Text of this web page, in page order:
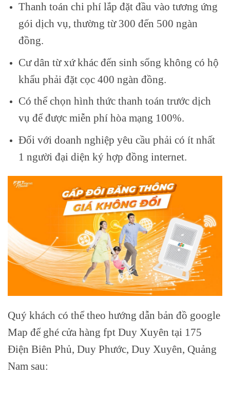
Thanh toán chi phí lắp đặt đầu vào tương ứng
gói dịch vụ, thường từ 300 đến 500 ngàn
đồng.
Cư dân từ xứ khác đến sinh sống không có hộ
khẩu phải đặt cọc 400 ngàn đồng.
Có thể chọn hình thức thanh toán trước dịch
vụ để được miễn phí hòa mạng 100%.
Đối với doanh nghiệp yêu cầu phải có ít nhất
1 người đại diện ký hợp đồng internet.
Quý khách có thể theo hướng dẫn bản đồ google
Map để ghé cửa hàng fpt Duy Xuyên tại 175
Điện Biên Phủ, Duy Phước, Duy Xuyên, Quảng
Nam sau: